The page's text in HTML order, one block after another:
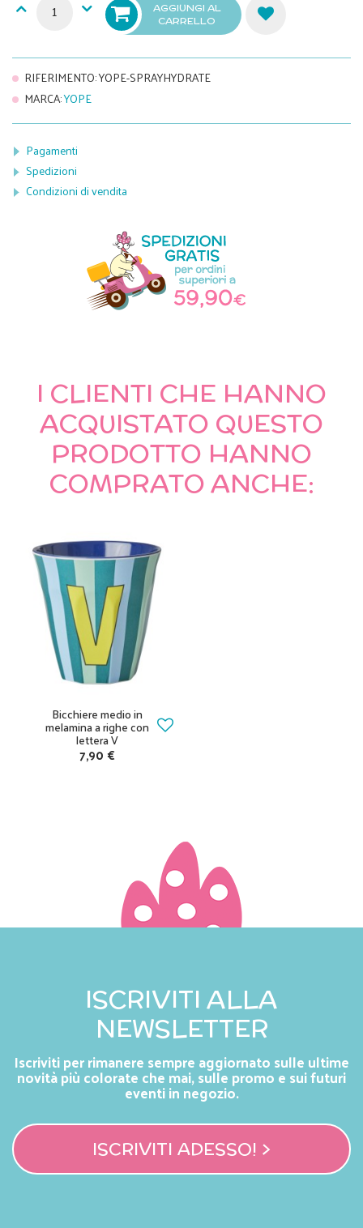
AGGIUNGI AL
CARRELLO
RIFERIMENTO:YOPE-SPRAYHYDRATE
MARCA:YOPE
Pagamenti
Spedizioni
Condizioni di vendita
I CLIENTI CHE HANNO
ACQUISTATO QUESTO
PRODOTTO HANNO
COMPRATO ANCHE:
Bicchiere medio in
melamina a righe con
lettera V
7,90 €
ISCRIVITI ALLA
NEWSLETTER
Iscriviti per rimanere sempre aggiornato sulle ultime
novità più colorate che mai, sulle promo e sui futuri
eventi in negozio.
ISCRIVITI ADESSO! >